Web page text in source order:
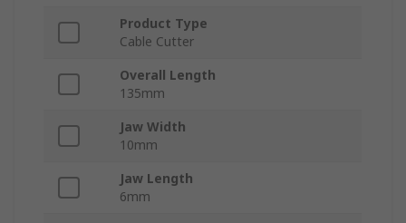
Product Type
Cable Cutter
Overall Length
135mm
Jaw Width
10mm
Jaw Length
6mm